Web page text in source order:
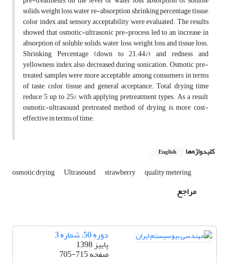
solids, weight loss, water re-absorption, shrinking percentage, tissue,
color index and sensory acceptability were evaluated. The results
showed that osmotic-ultrasonic pre-process led to an increase in
absorption of soluble solids, water loss, weight loss and tissue loss.
Shrinking Percentage (down to 21.44%) and redness and
yellowness index also decreased during sonication. Osmotic pre-
treated samples were more acceptable among consumers in terms
of taste, color, tissue and general acceptance. Total drying time
reduce 5 up to 25% with applying pretreatment types. As a result,
osmotic-ultrasound pretreated method of drying is more cost-
effective in terms of time.
کلیدواژه‌ها English
osmotic drying Ultrasound strawberry quality metering
مراجع
دوره 50، شماره 3
پاییز 1398
صفحه705-715